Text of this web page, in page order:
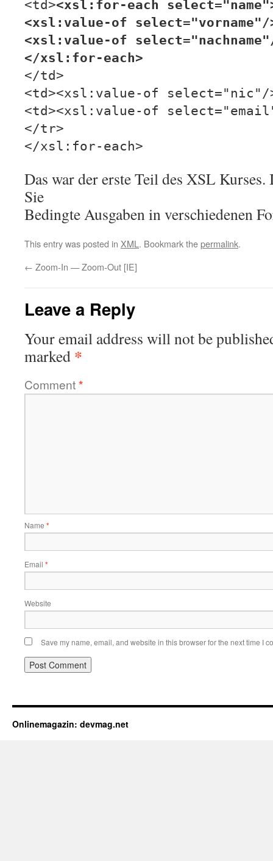
<td><xsl:for-each
<xsl:value-of
<xsl:value-of
</xsl:for-each>
</td>
<td><xsl:value-of select="nic"/
<td><xsl:value-of
</tr>
</xsl:for-each>
Das war der erste Teil des XSL
Sie
Bedingte Ausgaben in verschiedenen
This entry was posted in XML . Bookmark thepermalink.
← Zoom-In — Zoom-Out [IE]
Leave a Reply
Your email address will not be
marked *
Comment*
Name *
Email *
Website
Save my name, email, and website in this browser for the next time I
Onlinemagazin: devmag.net